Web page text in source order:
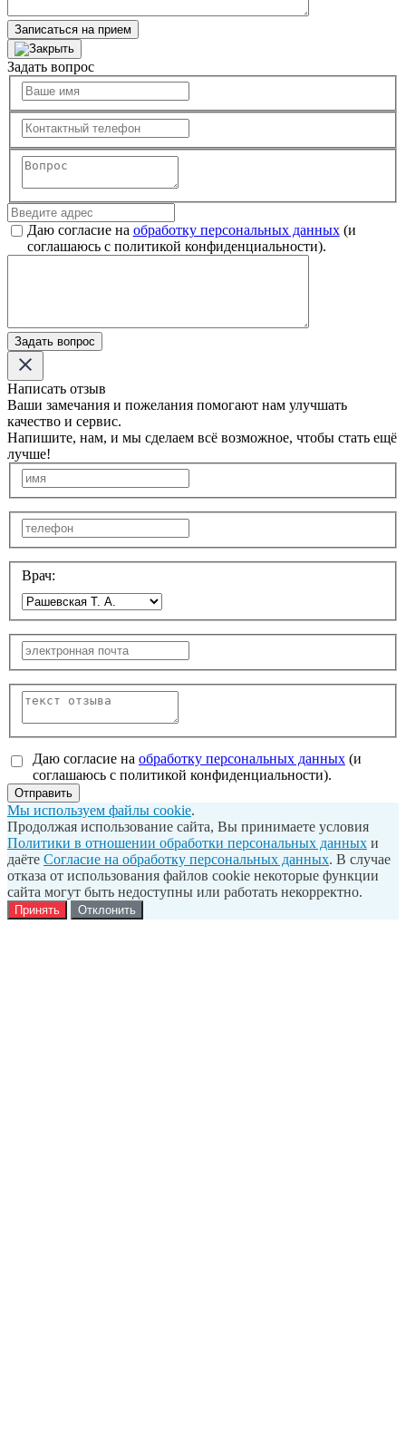
Записаться на прием
Задать вопрос
Даю согласие на обработку персональных данных(и
соглашаюсь с политикой конфиденциальности).
Задать вопрос
Написать отзыв
Ваши замечания и пожелания помогают нам улучшать
качество и сервис.
Напишите, нам, и мы сделаем всё возможное, чтобы стать ещё
лучше!
Врач:
Даю согласие на обработку персональных данных (и
соглашаюсь с политикой конфиденциальности).
Отправить
Мы используем файлы cookie.
Продолжая использование сайта, Вы принимаете условия
Политики в отношении обработки персональных данных и
даёте Согласие на обработку персональных данных. В случае
отказа от использования файлов cookie некоторые функции
сайта могут быть недоступны или работать некорректно.
Принять Отклонить